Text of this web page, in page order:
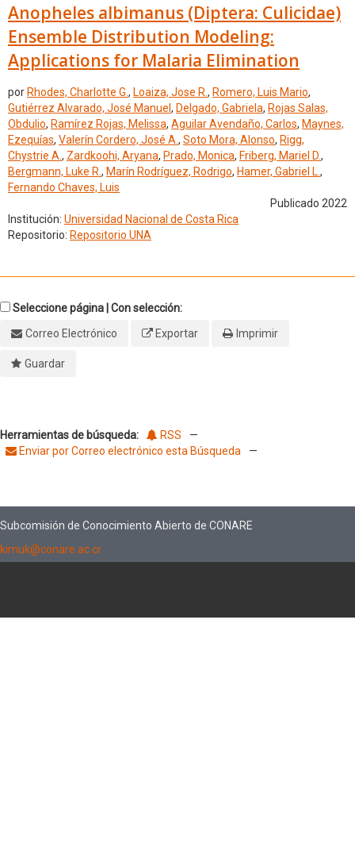
Anopheles albimanus (Diptera: Culicidae)
Ensemble Distribution Modeling:
Applications for Malaria Elimination
por Rhodes, Charlotte G., Loaiza, Jose R., Romero, Luis Mario,
Gutiérrez Alvarado, José Manuel , Delgado, Gabriela, Rojas Salas,
Obdulio, Ramírez Rojas, Melissa, Aguilar Avendaño, Carlos, Maynes,
Ezequías, Valerín Cordero, José A., Soto Mora, Alonso, Rigg,
Chystrie A., Zardkoohi, Aryana, Prado, Monica, Friberg, Mariel D.,
Bergmann, Luke R., Marín Rodríguez, Rodrigo, Hamer, Gabriel L.,
Fernando Chaves, Luis
Publicado 2022
Institución: Universidad Nacional de Costa Rica
Repositorio: Repositorio UNA
Seleccione página | Con selección:
Correo Electrónico
Exportar Imprimir
Guardar
Herramientas de búsqueda: RSS
—
Enviar por Correo electrónico esta Búsqueda
—
Subcomisión de Conocimiento Abierto de CONARE
kimuk@conare.ac.cr